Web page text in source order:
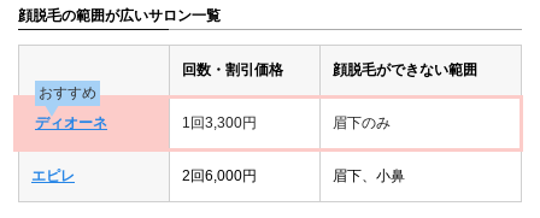
顔脱毛の範囲が広いサロン一覧
回数・割引価格
顔脱毛ができない範囲
おすすめ
ディオーネ
1回3,300円 眉下のみ
エピレ 2回6,000円 眉下、小鼻